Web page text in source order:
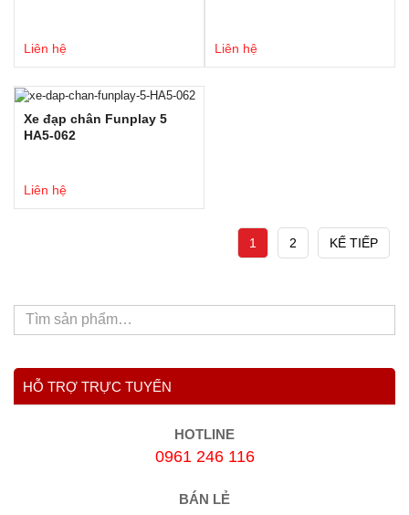
Liên hệ Liên hệ
Xe đạp chân Funplay 5
HA5-062
Liên hệ
1 2 KẾ TIẾP
HỖ TRỢ TRỰC TUYẾN
HOTLINE
0961 246 116
BÁN LẺ